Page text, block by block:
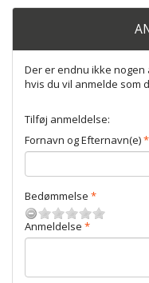
Der er endnu ikke
hvis du vil anmelde som
Tilføj anmeldelse:
Fornavn og Efternavn(e)
Bedømmelse
Anmeldelse